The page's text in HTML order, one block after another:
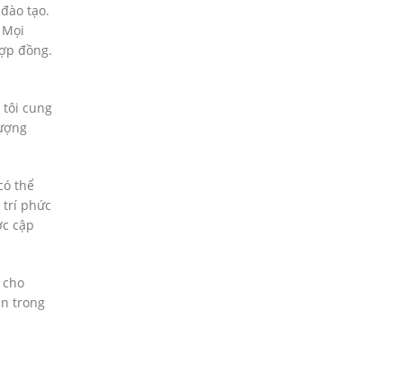
tạo.
đồng.
cung
thể
trí phức
cập
trong